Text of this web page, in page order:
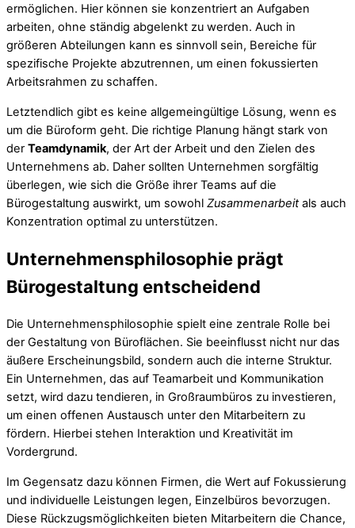
ermöglichen. Hier können sie konzentriert an Aufgaben
arbeiten, ohne ständig abgelenkt zu werden. Auch in
größeren Abteilungen kann es sinnvoll sein, Bereiche für
spezifische Projekte abzutrennen, um einen fokussierten
Arbeitsrahmen zu schaffen.
Letztendlich gibt es keine allgemeingültige Lösung, wenn es
um die Büroform geht. Die richtige Planung hängt stark von
der Teamdynamik, der Art der Arbeit und den Zielen des
Unternehmens ab. Daher sollten Unternehmen sorgfältig
überlegen, wie sich die Größe ihrer Teams auf die
Bürogestaltung auswirkt, um sowohl Zusammenarbeitals auch
Konzentration optimal zu unterstützen.
Unternehmensphilosophie prägt
Bürogestaltung entscheidend
Die Unternehmensphilosophie spielt eine zentrale Rolle bei
der Gestaltung von Büroflächen. Sie beeinflusst nicht nur das
äußere Erscheinungsbild, sondern auch die interne Struktur.
Ein Unternehmen, das auf Teamarbeit und Kommunikation
setzt, wird dazu tendieren, in Großraumbüros zu investieren,
um einen offenen Austausch unter den Mitarbeitern zu
fördern. Hierbei stehen Interaktion und Kreativität im
Vordergrund.
Im Gegensatz dazu können Firmen, die Wert auf Fokussierung
und individuelle Leistungen legen, Einzelbüros bevorzugen.
Diese Rückzugsmöglichkeiten bieten Mitarbeitern die Chance,